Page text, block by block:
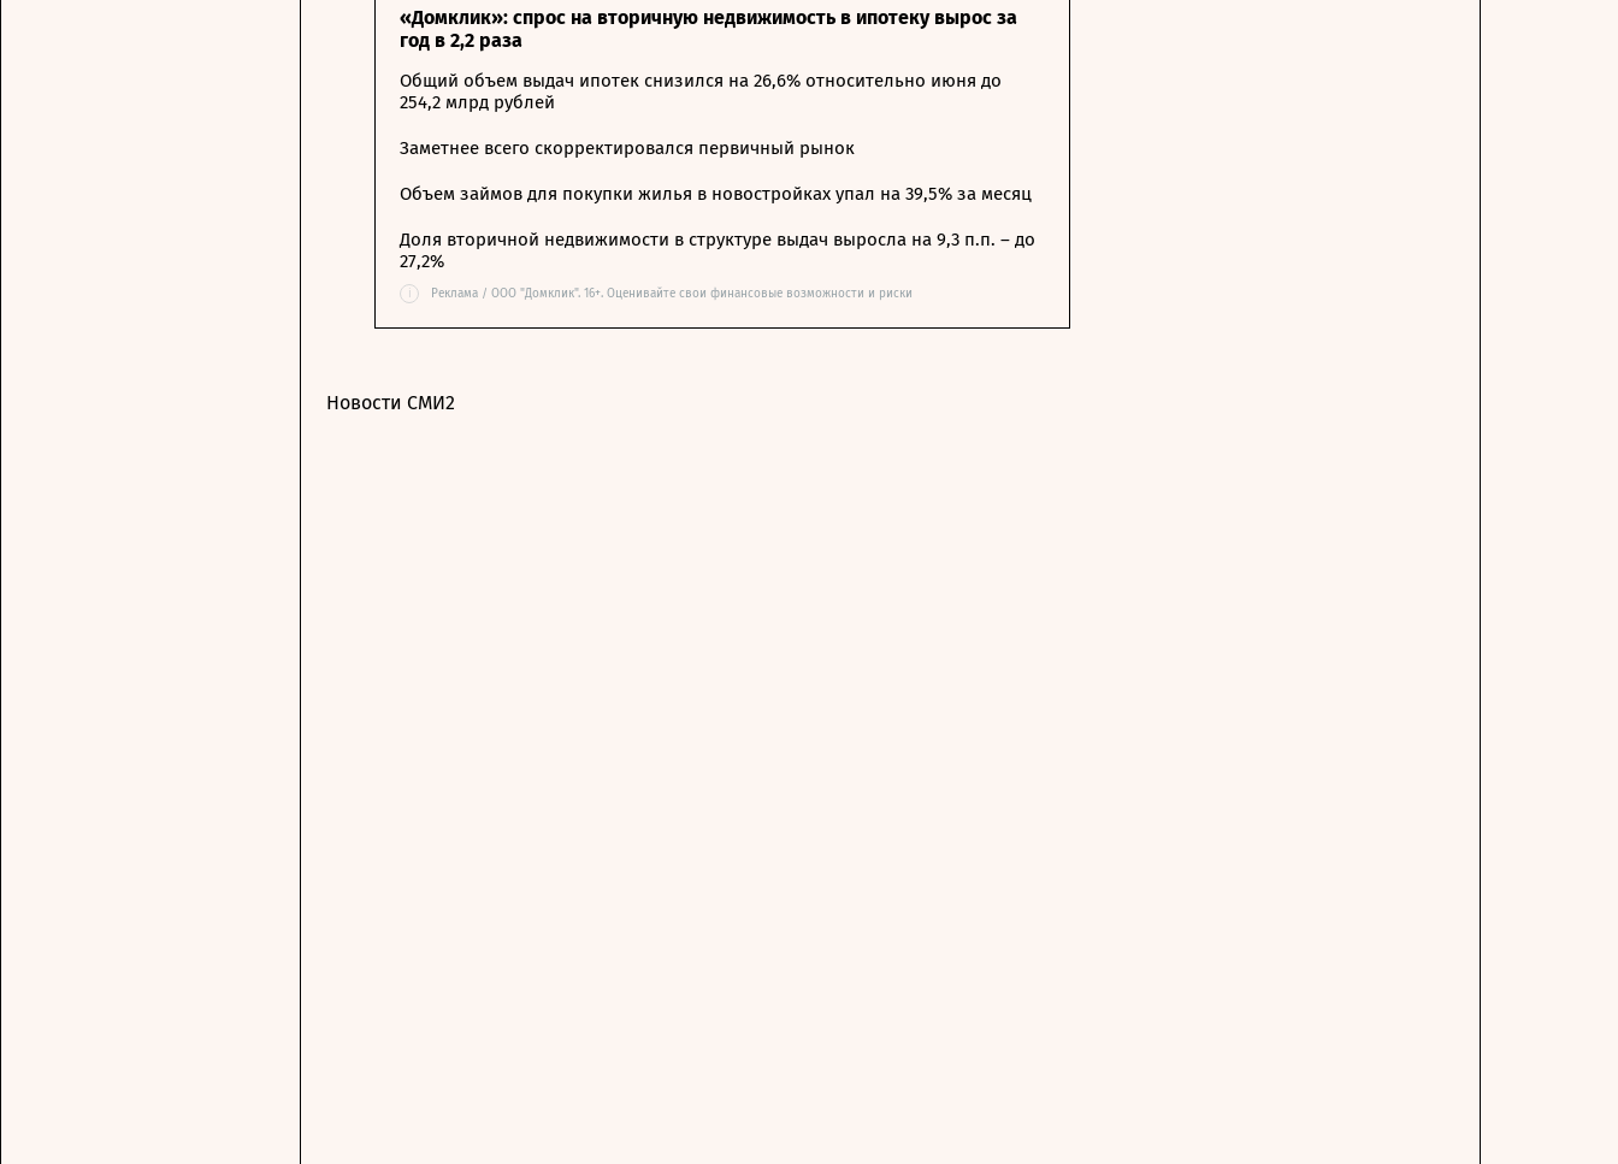
«Домклик»: спрос на вторичную недвижимость в ипотеку вырос за
год в 2,2 раза
Общий объем выдач ипотек снизился на 26,6% относительно июня до
254,2 млрд рублей
Заметнее всего скорректировался первичный рынок
Объем займов для покупки жилья в новостройках упал на 39,5% за месяц
Доля вторичной недвижимости в структуре выдач выросла на 9,3 п.п. – до
27,2%
i Реклама / ООО "Домклик". 16+. Оценивайте свои финансовые возможности и риски
Новости СМИ2